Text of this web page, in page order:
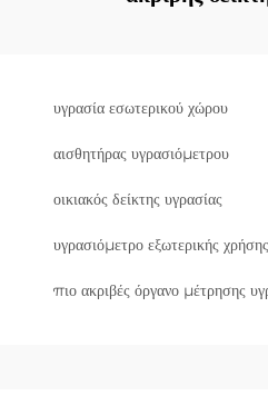
υγρασία εσωτερικού χώρου
αισθητήρας υγρασιόμετρου
οικιακός δείκτης υγρασίας
υγρασιόμετρο εξωτερικής χρήσης
πιο ακριβές όργανο μέτρησης